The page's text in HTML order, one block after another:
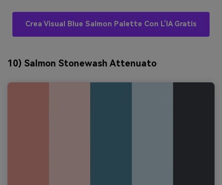
Crea Visual Blue Salmon Palette Con L’IA Gratis
10) Salmon Stonewash Attenuato